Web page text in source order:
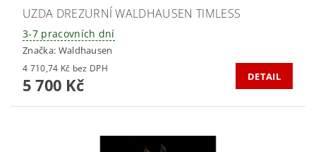
UZDA DREZURNÍ WALDHAUSEN TIMLESS
3-7 pracovních dní
Značka: Waldhausen
4 710,74 Kč bez DPH
5 700 Kč DETAIL